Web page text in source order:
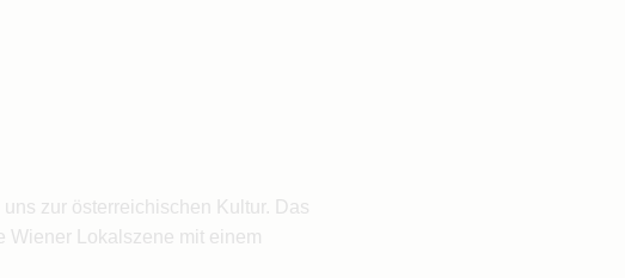
zur österreichischen Kultur. Das
Wiener Lokalszene mit einem